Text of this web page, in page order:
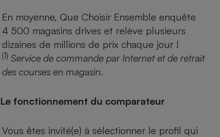
En moyenne, Que Choisir Ensemble enquête
4 500 magasins drives et relève plusieurs
dizaines de millions de prix chaque jour !
(1) Service de commande par Internet et de retrait
des courses en magasin.
Le fonctionnement du comparateur
Vous êtes invité(e) à sélectionner le profil qui